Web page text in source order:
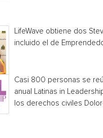
LifeWave obtiene dos
incluido el de
Casi 800 personas se
anual Latinas in
los derechos civiles